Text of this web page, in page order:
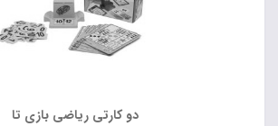
دو کارتی ریاضی بازی تا